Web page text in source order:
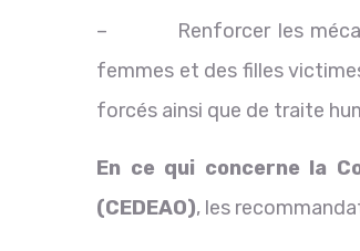
– Renforcer les
femmes et des filles
forcés ainsi que de traite
En ce qui concerne la
(CEDEAO), les